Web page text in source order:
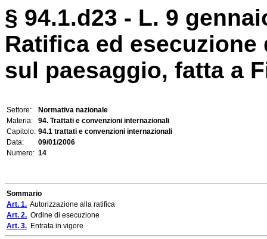
§ 94.1.d23 - L. 9
Ratifica ed
sul paesaggio, fatta a
Settore:
Normativa nazionale
Materia:
94. Trattati e convenzioni internazionali
Capitolo: 94.1 trattati e convenzioni internazionali
Data:
09/01/2006
Numero: 14
Sommario
Art. 1. Autorizzazione alla ratifica
Art. 2. Ordine di esecuzione
Art. 3. Entrata in vigore